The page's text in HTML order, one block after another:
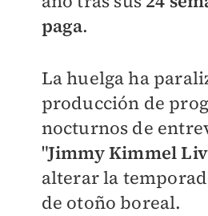
paga.
La huelga ha
producción de
nocturnos de
"Jimmy Kimmel
alterar la
de otoño boreal.